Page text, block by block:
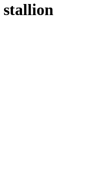
stallion